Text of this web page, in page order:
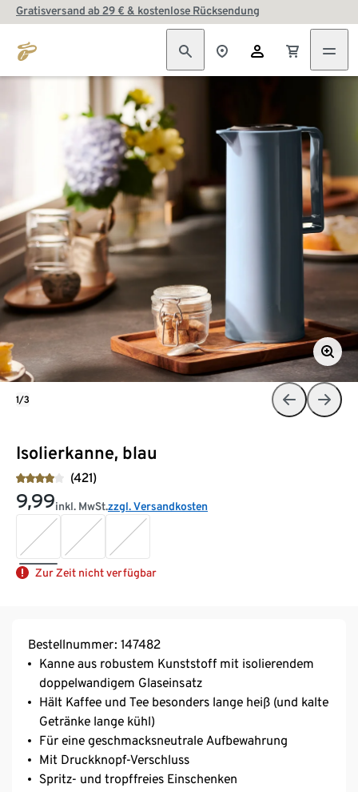
Gratisversand ab 29 € & kostenlose Rücksendung
Isolierkanne, blau
(421)
9,99inkl. MwSt.zzgl. Versandkosten
Zur Zeit nicht verfügbar
1/3
Bestellnummer: 147482
Kanne aus robustem Kunststoff mit isolierendem
doppelwandigem Glaseinsatz
Hält Kaffee und Tee besonders lange heiß (und kalte
Getränke lange kühl)
Für eine geschmacksneutrale Aufbewahrung
Mit Druckknopf-Verschluss
Spritz- und tropffreies Einschenken